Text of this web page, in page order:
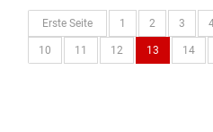
Erste Seite 1 2 3
10 11 12 13 14